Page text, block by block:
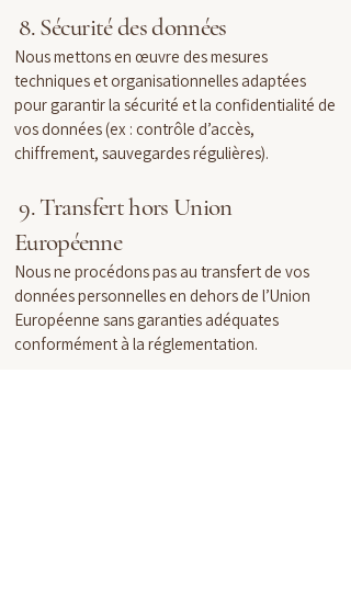
8. Sécurité des données
Nous mettons en œuvre des mesures
techniques et organisationnelles adaptées
pour garantir la sécurité et la confidentialité de
vos données (ex : contrôle d’accès,
chiffrement, sauvegardes régulières).
9. Transfert hors Union
Européenne
Nous ne procédons pas au transfert de vos
données personnelles en dehors de l’Union
Européenne sans garanties adéquates
conformément à la réglementation.